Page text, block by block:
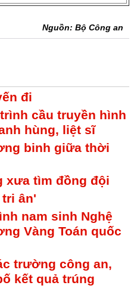
Nguồn: Bộ Công an
đi
cầu truyền hình
hùng, liệt sĩ
binh giữa thời
xưa tìm đồng đội
ân'
nam sinh Nghệ
Vàng Toán quốc
trường công an,
kết quả trúng